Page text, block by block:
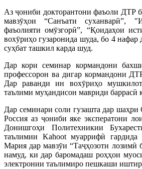
Аз ҷониби докторантони фаъоли ДТР
мавзӯҳои “Санъати суханварӣ”,
фаъолияти омӯзгорӣ”, “Қоидаҳои
вохӯриҳо гузаронида шуда, бо 4
суҳбат ташкил карда шуд.
Дар кори семинар кормандони
профессорон ва дигар кормандони
Дар раванди ин вохӯриҳо
таълими муҳандисон мавриди баррасӣ
Дар семинари соли гузашта дар шаҳри
Россия аз ҷониби яке эксператони
Донишгоҳи Политехникии
таълимии Kahoot муаррифӣ
Мария дар мавзӯи “Таҷҳозоти лозимӣ
намуд, ки дар баромадаш роҳҳои
электронии таълимиро пешкаши